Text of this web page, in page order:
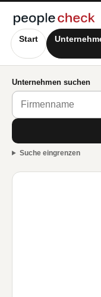
Start
Unternehmen suchen
Suche eingrenzen